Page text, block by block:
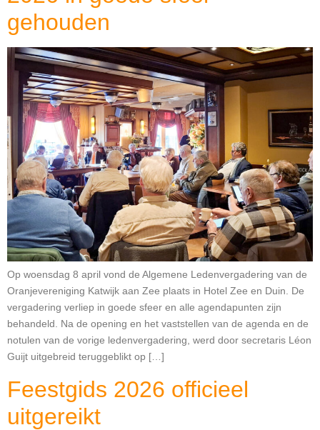
gehouden
Op woensdag 8 april vond de Algemene Ledenvergadering van de
Oranjevereniging Katwijk aan Zee plaats in Hotel Zee en Duin. De
vergadering verliep in goede sfeer en alle agendapunten zijn
behandeld. Na de opening en het vaststellen van de agenda en de
notulen van de vorige ledenvergadering, werd door secretaris Léon
Guijt uitgebreid teruggeblikt op […]
Feestgids 2026 officieel
uitgereikt